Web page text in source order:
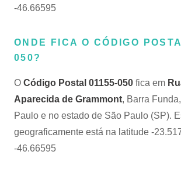
-46.66595
ONDE FICA O CÓDIGO
050?
O Código Postal 01155-050 fica em
Aparecida de Grammont, Barra
Paulo e no estado de São Paulo (SP).
geograficamente está na latitude -
-46.66595